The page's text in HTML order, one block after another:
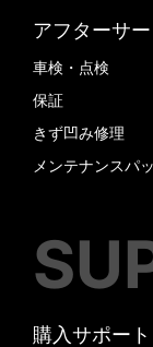
アフターサ
車検・点検
保証
きず凹み修理
メンテナンスパ
購入サポート